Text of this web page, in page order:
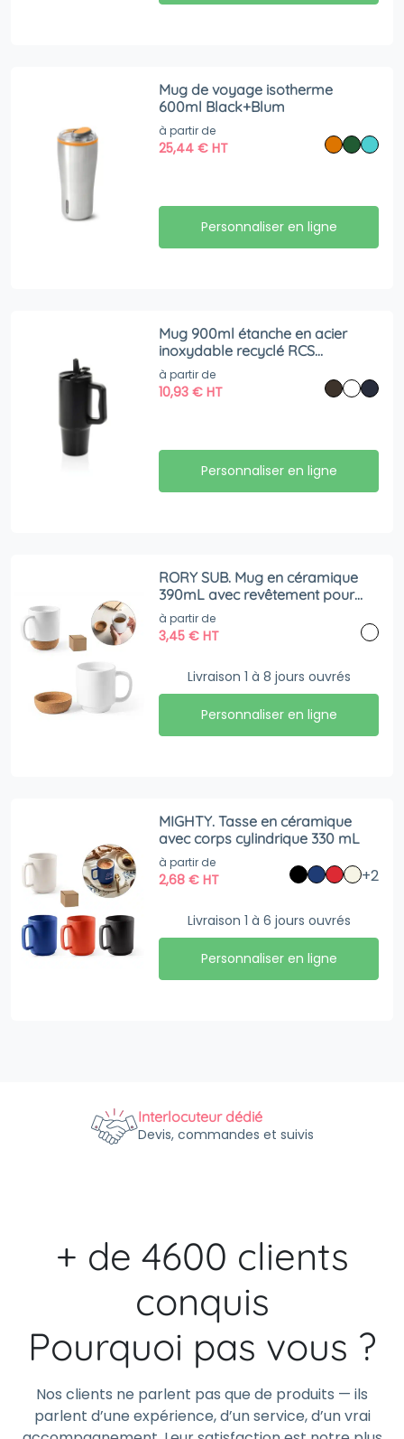
Mug de voyage isotherme
600ml Black+Blum
à partir de
25,44€ HT
Personnaliser en ligne
Mug 900ml étanche en acier
inoxydable recyclé RCS
Embrace
à partir de
10,93€ HT
Personnaliser en ligne
RORY SUB. Mug en céramique
390mL avec revêtement pour
sublimation
à partir de
3,45€ HT
Livraison 1 à 8 jours ouvrés
Personnaliser en ligne
MIGHTY. Tasse en céramique
avec corps cylindrique 330 mL
à partir de
2,68€ HT +2
Livraison 1 à 6 jours ouvrés
Personnaliser en ligne
Interlocuteur dédié
Devis, commandes et suivis
+ de 4600 clients
conquis
Pourquoi pas vous ?
Nos clients ne parlent pas que de produits — ils
parlent d’une expérience, d’un service, d’un vrai